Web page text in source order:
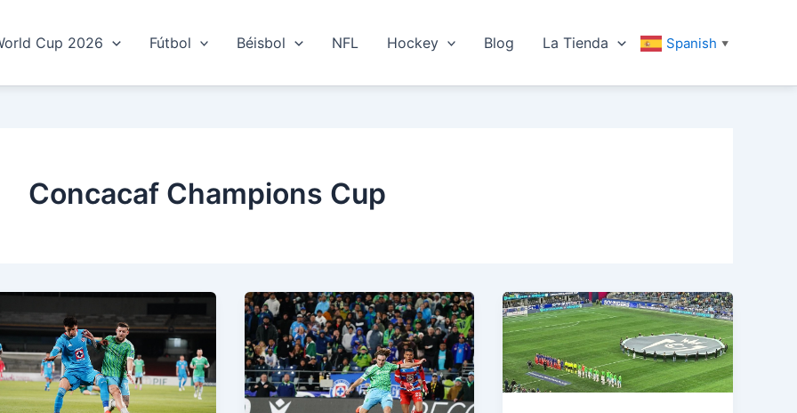
Cup 2026 Fútbol Béisbol NFL Hockey Blog La Tienda Spanish ▼
Concacaf Champions Cup